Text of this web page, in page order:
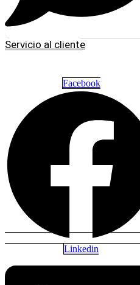
Servicio al cliente
Facebook
Linkedin